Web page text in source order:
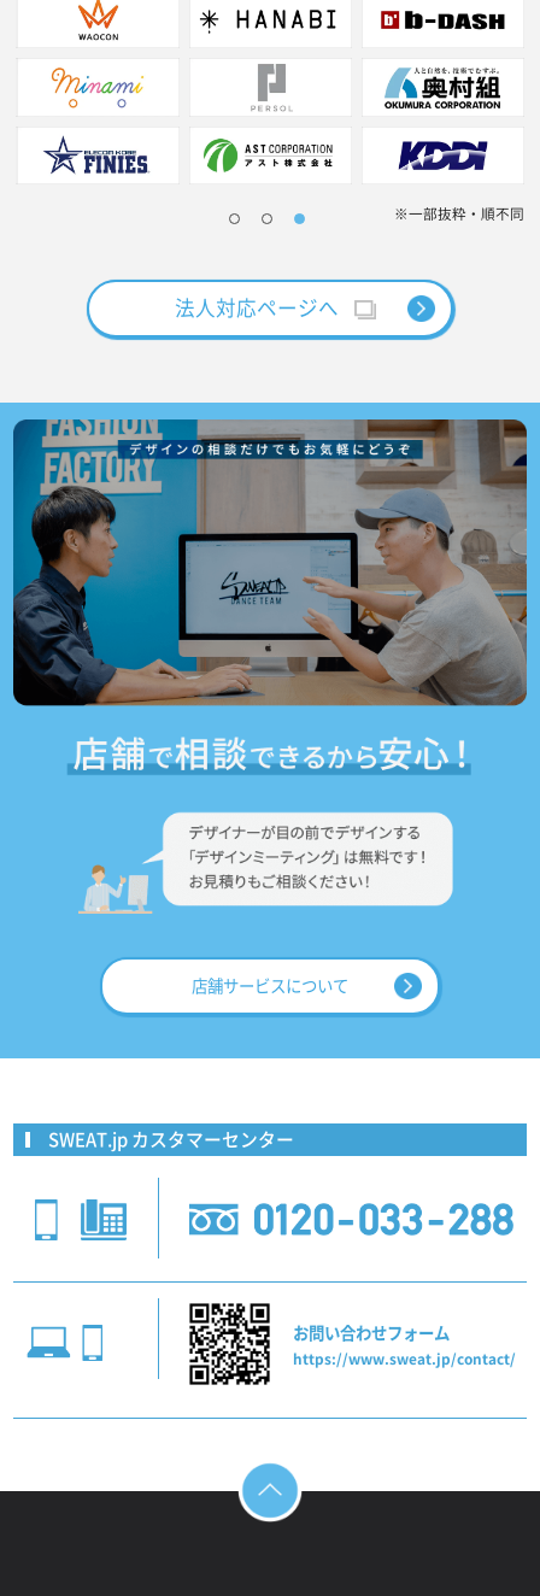
※一部抜粋・順不同
法人対応ページへ
店舗サービスについて
SWEAT.jp カスタマーセンター
お問い合わせフォーム
https://www.sweat.jp/contact/